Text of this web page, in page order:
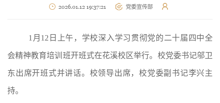
2026.01.12 19:37:21 党委宣传部
1月12日上午，学校深入学习贯彻党的二十届四中全
会精神教育培训班开班式在花溪校区举行。校党委书记邬卫
东出席开班式并讲话。校领导出席，校党委副书记李兴主
持。